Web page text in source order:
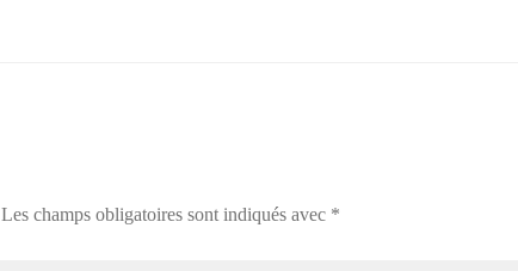
Les champs obligatoires sont indiqués avec *